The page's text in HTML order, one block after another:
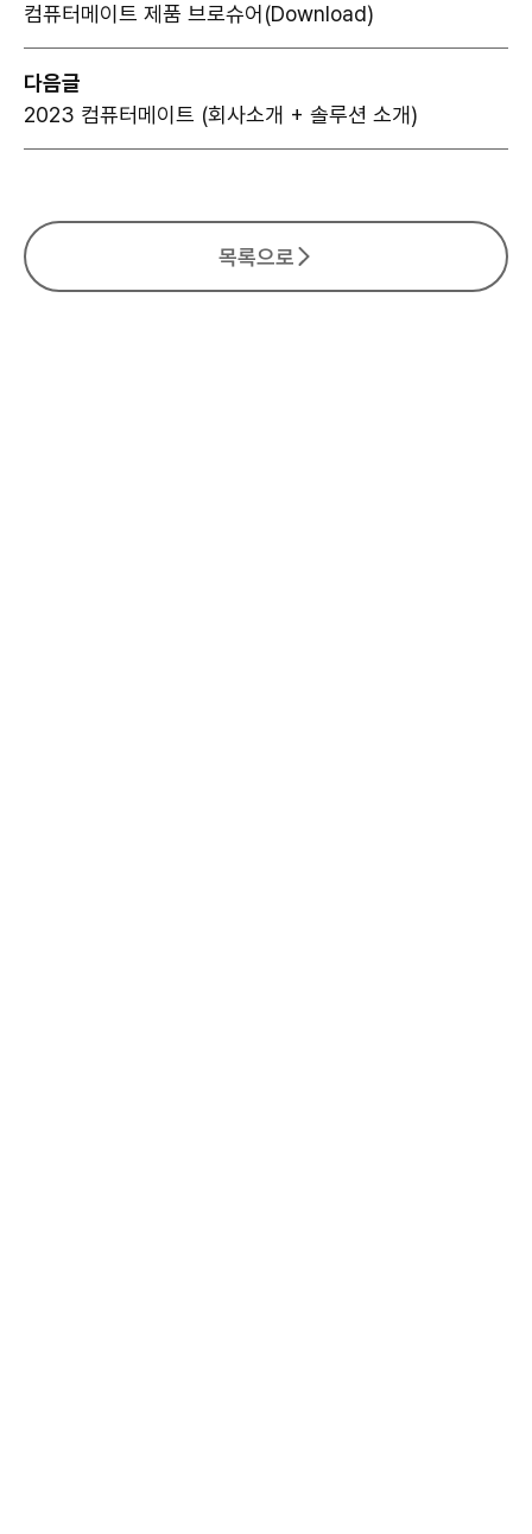
컴퓨터메이트 제품 브로슈어(Download)
다음글
2023 컴퓨터메이트 (회사소개 + 솔루션 소개)
목록으로